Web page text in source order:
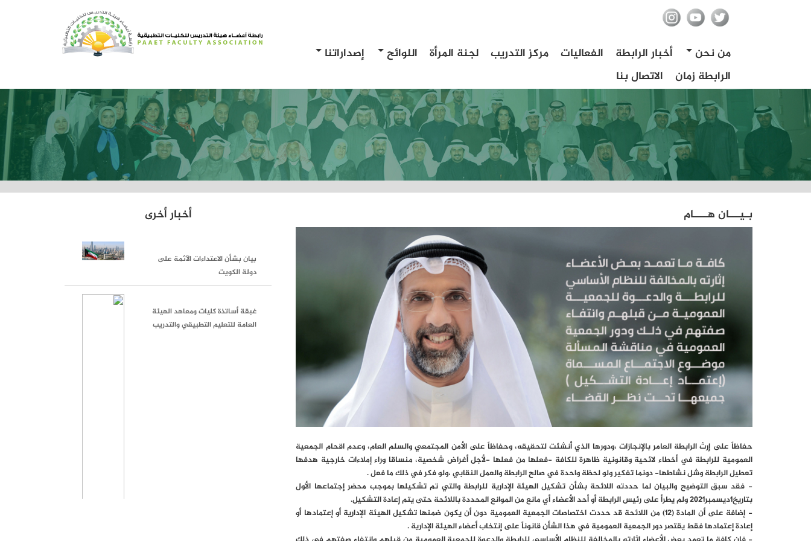
من نحن أخبار الرابطة الفعاليات مركز التدريب لجنة المرأة اللوائح
إصداراتنا
الرابطة زمان
الاتصال بنا
بـيـــان هــــام
حفاظاً على إرث الرابطة العامر بالإنجازات ،ودورها الذي أُنشئت لتحقيقه، وحفاظاً على الأمن المجتمعي والسلم العام، وعدم اقحام الجمعية
العمومية للرابطة في أخطاء لائحية وقانونية ظاهرة للكافة -فعلها من فعلها -لأجل أغراض شخصية، منساقا وراء إملاءات خارجية هدفها
تعطيل الرابطة وشل نشاطها- دونما تفكير ولو لحظة واحدة في صالح الرابطة والعمل النقابي ،ولو فكر في ذلك ما فعل .
- فقد سبق التوضيح والبيان لما حددته اللائحة بشأن تشكيل الهيئة الإدارية للرابطة والتي تم تشكيلها بموجب محضر إجتماعها الأول
بتاريخ1ديسمبر2021 ولم يطرأ على رئيس الرابطة أو أحد الأعضاء أي مانع من الموانع المحددة باللائحة حتى يتم إعادة التشكيل.
- إضافة على أن المادة (12) من اللائحة قد حددت اختصاصات الجمعية العمومية دون أن يكون ضمنها تشكيل الهيئة الإدارية أو إعتمادها أو
إعادة إعتمادها فقط يقتصر دور الجمعية العمومية في هذا الشأن قانوناً على إنتخاب أعضاء الهيئة الإدارية .
أخبار أخرى
بيان بشأن الاعتداءات الآثمة على
دولة الكويت
غبقة أساتذة كليات ومعاهد الهيئة
العامة للتعليم التطبيقي والتدريب